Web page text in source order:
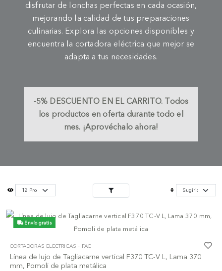
disfrutar de lonchas perfectas en cada ocasión,
mejorando la calidad de tus preparaciones
culinarias. Explora las opciones disponibles y
encuentra la cortadora eléctrica que mejor se
adapta a tus necesidades.
-5% DESCUENTO EN EL CARRITO. Todos
los productos en oferta durante todo el
mes. ¡Aprovéchalo ahora!
Envío gratis
CORTADORAS ELECTRICAS - FAC
Línea de lujo de Tagliacarne vertical F370 TC-V L, Lama 370
mm, Pomoli de plata metálica